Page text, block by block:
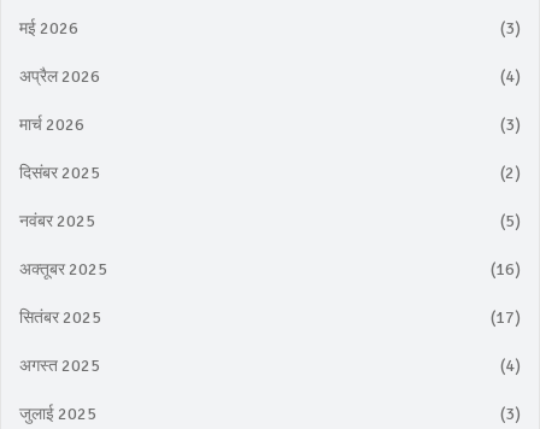
मई 2026 (3)
अप्रैल 2026 (4)
मार्च 2026 (3)
दिसंबर 2025 (2)
नवंबर 2025 (5)
अक्तूबर 2025 (16)
सितंबर 2025 (17)
अगस्त 2025 (4)
जुलाई 2025 (3)